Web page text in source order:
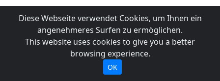
Diese Webseite verwendet Cookies, um Ihnen ein
angenehmeres Surfen zu ermöglichen.
This website uses cookies to give you a better
browsing experience.
OK